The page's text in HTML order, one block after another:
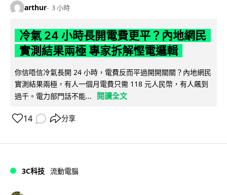
arthur 3 小時
冷氣 24 小時長開電費更平？內地網民
實測結果兩極 專家拆解慳電邏輯
你信唔信冷氣長開 24 小時，電費反而平過開開關關？內地網民
實測結果兩極，有人一個月電費只需 118 元人民幣，有人飆到
過千。電力部門話不能...
閱讀全文
14 分享
3C科技 流動電腦